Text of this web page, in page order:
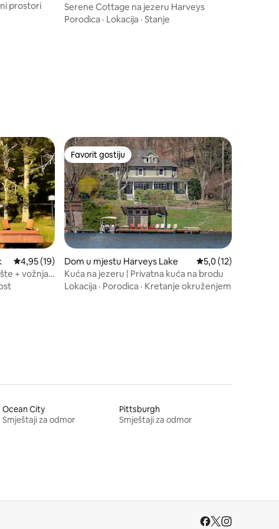
prostori
ys Lake
Serene Cottage na jezeru Harveys
Porodica · Lokacija · Stanje
Prosječna ocjena: 4,95 od 5, recenzija: 19
4,95 (19)
+ vožnja
Favorit gostiju
Favorit gostiju
Dom u mjestu Harveys Lake Prosječna ocjena:
5,0 (12)
Kuća na jezeru | Privatna kuća na brodu
Lokacija · Porodica · Kretanje okruženjem
Ocean City
Smještaji za odmor
Pittsburgh
Smještaji za odmor